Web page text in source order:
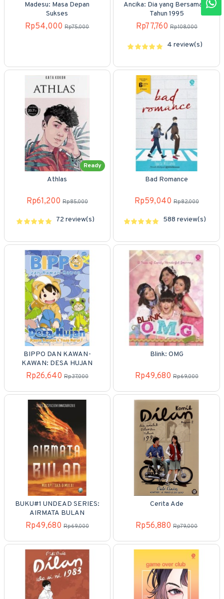
Madesu: Masa Depan
Sukses
Rp54,000 Rp75,000
Ancika: Dia yang Bersamaku
Tahun 1995
Rp77,760 Rp108,000
4 review(s)
Ready
Athlas
Rp61,200 Rp85,000
72 review(s)
Bad Romance
Rp59,040 Rp82,000
588 review(s)
BIPPO DAN KAWAN-
KAWAN: DESA HUJAN
Rp26,640 Rp37,000
Blink: OMG
Rp49,680 Rp69,000
BUKU#1 UNDEAD SERIES:
AIRMATA BULAN
Rp49,680 Rp69,000
Cerita Ade
Rp56,880 Rp79,000